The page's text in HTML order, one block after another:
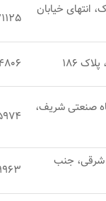
انتهای خیابان
186
صنعتی شریف،
شرقی، جنب